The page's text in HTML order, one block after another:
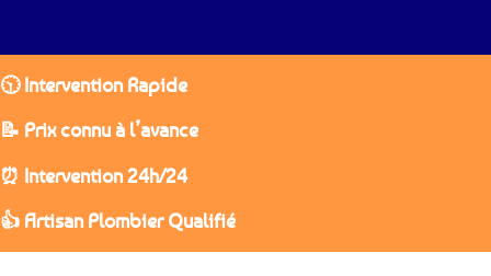
🕥 Intervention Rapide
📝 Prix connu à l’avance
⏰ Intervention 24h/24
👍 Artisan Plombier Qualifié